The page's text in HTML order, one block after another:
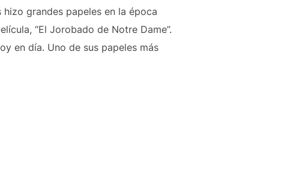
hizo grandes papeles en la época
“El Jorobado de Notre Dame”.
en día. Uno de sus papeles más